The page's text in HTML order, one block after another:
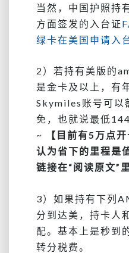
当然，中国护照持
方面签发的入台证
绿卡在美国申请入
2）若持有美版的
是金卡及以上，有
Skymiles账号可以
免，也就说最低
~
【目前有5万点
认为省下的里程是
链接在“阅读原文”里
3）如果持有下列
分到达美，持卡人
配。基本上是秒到
转分税费。